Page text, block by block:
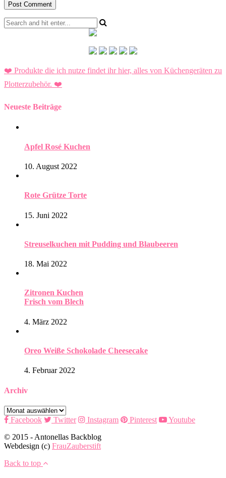
❤️ Produkte die ich nutze findet ihr hier, alles von Küchengeräten zu
Plotterzubehör. ❤️
Neueste Beiträge
Apfel Rosé Kuchen
10. August 2022
Rote Grütze Torte
15. Juni 2022
Streuselkuchen mit Pudding und Blaubeeren
18. Mai 2022
Zitronen Kuchen
Frisch vom Blech
4. März 2022
Oreo Weiße Schokolade Cheesecake
4. Februar 2022
Archiv
Archiv
Facebook
Twitter Instagram Pinterest
Youtube
© 2015 - Antonellas Backblog
Webdesign (c) FrauZauberstift
Back to top